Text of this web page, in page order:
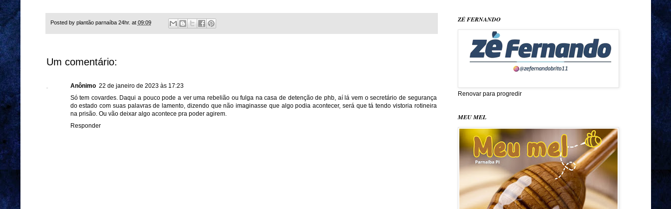
Posted by plantão parnaíba 24hr. at 09:09
Um comentário:
Anônimo 22 de janeiro de 2023 às 17:23
Só tem covardes. Daqui a pouco pode a ver uma rebelião ou fulga na casa de detenção de phb, aí lá vem o secretário de segurança
do estado com suas palavras de lamento, dizendo que não imaginasse que algo podia acontecer, será que tá tendo vistoria rotineira
na prisão. Ou vão deixar algo acontece pra poder agirem.
Responder
ZÉ FERNANDO
Renovar para progredir
MEU MEL